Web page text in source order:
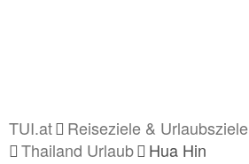
TUI.at Reiseziele & Urlaubsziele
Thailand Urlaub
Hua Hin